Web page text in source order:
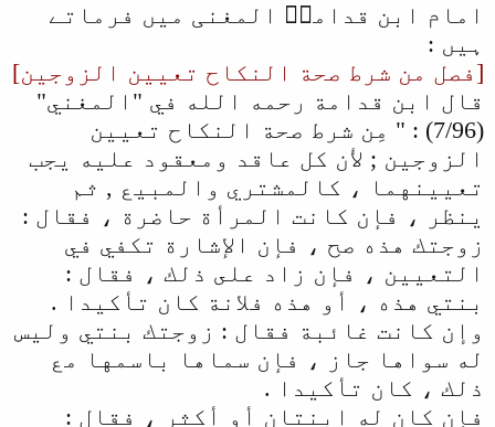
امام ابن قدامہؒ المغنی میں فرماتے
ہیں :
[فصل من شرط صحة النكاح تعيين الزوجين]
قال ابن قدامة رحمه الله في "المغني"
(7/96) : " مِن شرط صحة النكاح تعيين
الزوجين ; لأن كل عاقد ومعقود عليه يجب
تعيينهما ، كالمشتري والمبيع , ثم
ينظر ، فإن كانت المرأة حاضرة ، فقال :
زوجتك هذه صح ، فإن الإشارة تكفي في
التعيين ، فإن زاد على ذلك ، فقال :
بنتي هذه ، أو هذه فلانة كان تأكيدا .
وإن كانت غائبة فقال : زوجتك بنتي وليس
له سواها جاز ، فإن سماها باسمها مع
ذلك ، كان تأكيدا .
فإن كان له ابنتان أو أكثر ، فقال :